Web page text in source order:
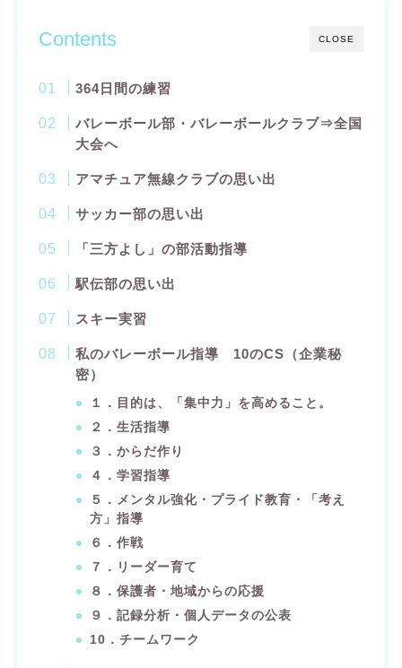
CLOSE
Contents
364日間の練習
バレーボール部・バレーボールクラブ⇒全国
大会へ
アマチュア無線クラブの思い出
サッカー部の思い出
「三方よし」の部活動指導
駅伝部の思い出
スキー実習
私のバレーボール指導 10のCS（企業秘
密）
１．目的は、「集中力」を高めること。
２．生活指導
３．からだ作り
４．学習指導
５．メンタル強化・プライド教育・「考え
方」指導
６．作戦
７．リーダー育て
８．保護者・地域からの応援
９．記録分析・個人データの公表
10．チームワーク